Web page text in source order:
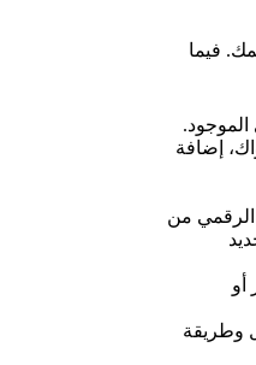
فيما
إضافة
من
أو
وطريقة